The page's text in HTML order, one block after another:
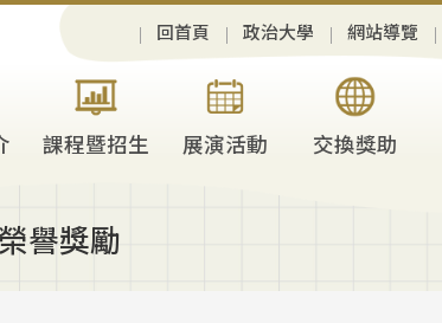
回首頁 政治大學 網站導覽
課程暨招生 展演活動 交換獎助
榮譽獎勵